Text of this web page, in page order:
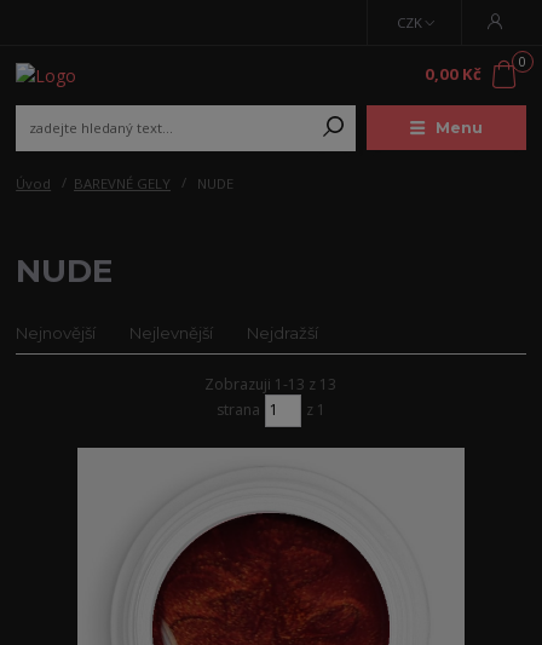
Menu
CZK
0
0,00 Kč
Úvod BAREVNÉ GELY NUDE
NUDE
Nejnovější Nejlevnější Nejdražší
Zobrazuji 1-13 z 13
strana
z 1